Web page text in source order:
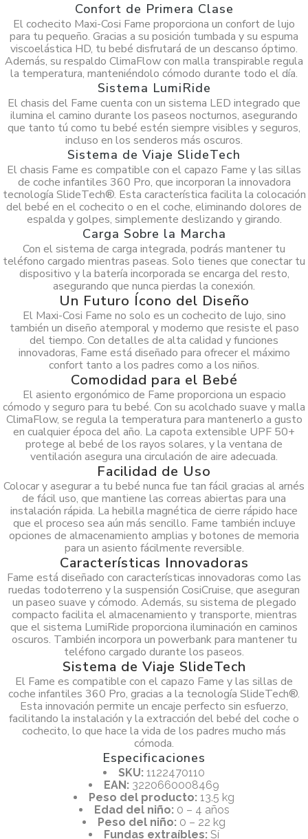
Confort de Primera Clase
El cochecito Maxi-Cosi Fame proporciona un confort de lujo
para tu pequeño. Gracias a su posición tumbada y su espuma
viscoelástica HD, tu bebé disfrutará de un descanso óptimo.
Además, su respaldo ClimaFlow con malla transpirable regula
la temperatura, manteniéndolo cómodo durante todo el día.
Sistema LumiRide
El chasis del Fame cuenta con un sistema LED integrado que
ilumina el camino durante los paseos nocturnos, asegurando
que tanto tú como tu bebé estén siempre visibles y seguros,
incluso en los senderos más oscuros.
Sistema de Viaje SlideTech
El chasis Fame es compatible con el capazo Fame y las sillas
de coche infantiles 360 Pro, que incorporan la innovadora
tecnología SlideTech®. Esta característica facilita la colocación
del bebé en el cochecito o en el coche, eliminando dolores de
espalda y golpes, simplemente deslizando y girando.
Carga Sobre la Marcha
Con el sistema de carga integrada, podrás mantener tu
teléfono cargado mientras paseas. Solo tienes que conectar tu
dispositivo y la batería incorporada se encarga del resto,
asegurando que nunca pierdas la conexión.
Un Futuro Ícono del Diseño
El Maxi-Cosi Fame no solo es un cochecito de lujo, sino
también un diseño atemporal y moderno que resiste el paso
del tiempo. Con detalles de alta calidad y funciones
innovadoras, Fame está diseñado para ofrecer el máximo
confort tanto a los padres como a los niños.
Comodidad para el Bebé
El asiento ergonómico de Fame proporciona un espacio
cómodo y seguro para tu bebé. Con su acolchado suave y malla
ClimaFlow, se regula la temperatura para mantenerlo a gusto
en cualquier época del año. La capota extensible UPF 50+
protege al bebé de los rayos solares, y la ventana de
ventilación asegura una circulación de aire adecuada.
Facilidad de Uso
Colocar y asegurar a tu bebé nunca fue tan fácil gracias al arnés
de fácil uso, que mantiene las correas abiertas para una
instalación rápida. La hebilla magnética de cierre rápido hace
que el proceso sea aún más sencillo. Fame también incluye
opciones de almacenamiento amplias y botones de memoria
para un asiento fácilmente reversible.
Características Innovadoras
Fame está diseñado con características innovadoras como las
ruedas todoterreno y la suspensión CosiCruise, que aseguran
un paseo suave y cómodo. Además, su sistema de plegado
compacto facilita el almacenamiento y transporte, mientras
que el sistema LumiRide proporciona iluminación en caminos
oscuros. También incorpora un powerbank para mantener tu
teléfono cargado durante los paseos.
Sistema de Viaje SlideTech
El Fame es compatible con el capazo Fame y las sillas de
coche infantiles 360 Pro, gracias a la tecnología SlideTech®.
Esta innovación permite un encaje perfecto sin esfuerzo,
facilitando la instalación y la extracción del bebé del coche o
cochecito, lo que hace la vida de los padres mucho más
cómoda.
Especificaciones
SKU: 1122470110
EAN: 3220660008469
Peso del producto: 13.5 kg
Edad del niño:0 – 4 años
Peso del niño: 0 – 22 kg
Fundas extraíbles: Sí